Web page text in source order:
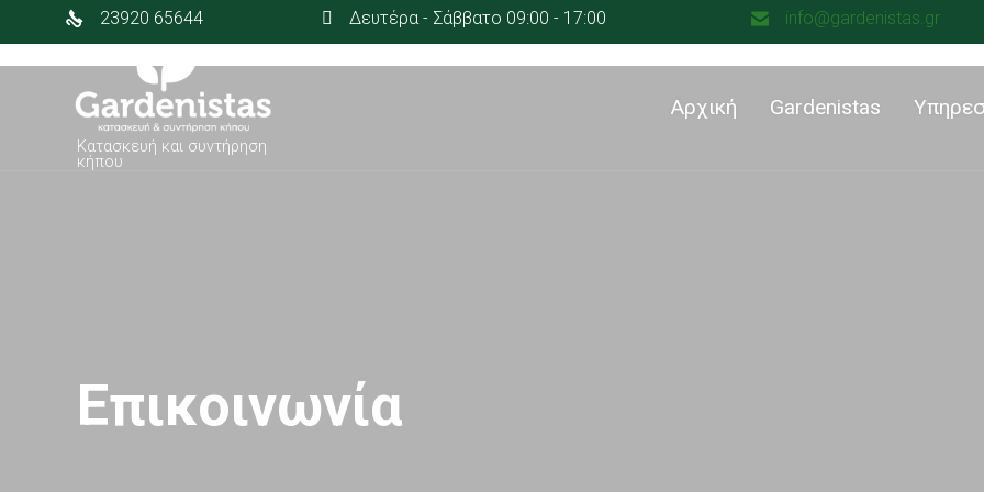
23920 65644 Δευτέρα - Σάββατο 09:00 - 17:00 info@gardenistas.gr
Κατασκευή και συντήρηση
κήπου
Αρχική Gardenistas
Επικοινωνία